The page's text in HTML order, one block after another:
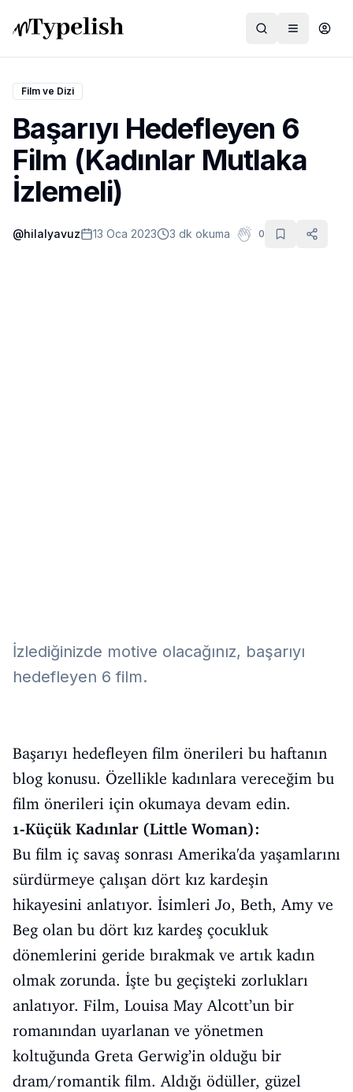
Dünya
Film ve Dizi
Kültür ve Sanat
Sağlık
Film ve Dizi
Başarıyı Hedefleyen 6
Film (Kadınlar Mutlaka
İzlemeli)
@hilalyavuz 13 Oca 2023 3 dk okuma 0
İzlediğinizde motive olacağınız, başarıyı
hedefleyen 6 film.
Başarıyı hedefleyen film önerileri bu haftanın
blog konusu. Özellikle kadınlara vereceğim bu
film önerileri için okumaya devam edin.
1-Küçük Kadınlar (Little Woman):
Bu film iç savaş sonrası Amerika'da yaşamlarını
sürdürmeye çalışan dört kız kardeşin
hikayesini anlatıyor. İsimleri Jo, Beth, Amy ve
Beg olan bu dört kız kardeş çocukluk
dönemlerini geride bırakmak ve artık kadın
olmak zorunda. İşte bu geçişteki zorlukları
anlatıyor. Film, Louisa May Alcott’un bir
romanından uyarlanan ve yönetmen
koltuğunda Greta Gerwig’in olduğu bir
dram/romantik film. Aldığı ödüller, güzel